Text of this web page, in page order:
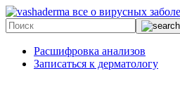
все о вирусных
Расшифровка анализов
Записаться к дерматологу